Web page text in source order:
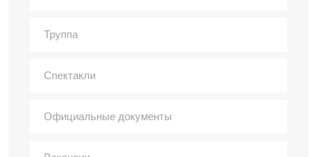
Труппа
Спектакли
Официальные документы